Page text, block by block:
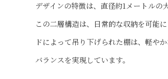
デザインの特徴は、直径約1メートルの
この二層構造は、日常的な収納を可能
ドによって吊り下げられた棚は、軽や
バランスを実現しています。